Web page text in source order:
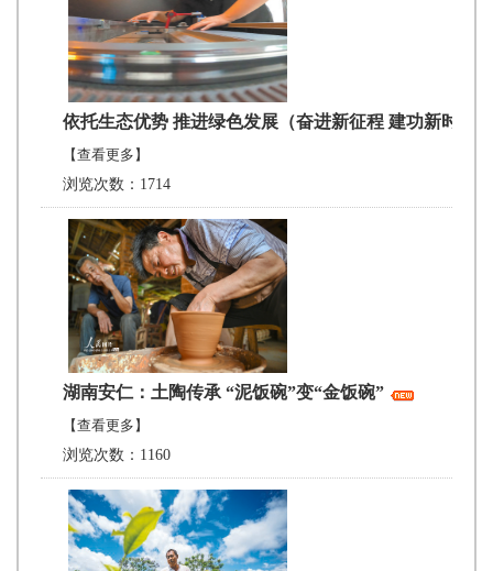
依托生态优势 推进绿色发展（奋进新征程 建功新时代·
【查看更多】
浏览次数：1714
湖南安仁：土陶传承 “泥饭碗”变“金饭碗”
【查看更多】
浏览次数：1160